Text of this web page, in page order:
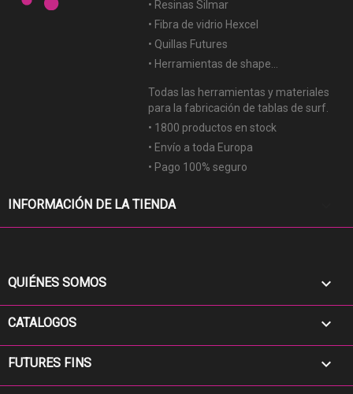
• Resinas Silmar
• Fibra de vidrio Hexcel
• Quillas Futures
• Herramientas de shape...
Todas las herramientas y materiales
para la fabricación de tablas de surf.
• 1800 productos en stock
• Envío a toda Europa
• Pago 100% seguro
INFORMACIÓN DE LA TIENDA
QUIÉNES SOMOS 
CATALOGOS 
FUTURES FINS 